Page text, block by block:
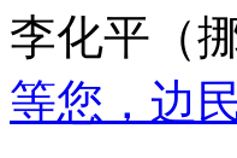
李化平（
等您，边